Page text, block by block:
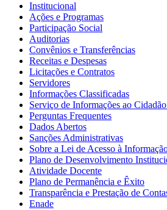
Institucional
Ações e Programas
Participação Social
Auditorias
Convênios e Transferências
Receitas e Despesas
Licitações e Contratos
Servidores
Informações Classificadas
Serviço de Informações ao
Perguntas Frequentes
Dados Abertos
Sanções Administrativas
Sobre a Lei de Acesso à
Plano de Desenvolvimento
Atividade Docente
Plano de Permanência e Êxito
Transparência e Prestação de
Enade